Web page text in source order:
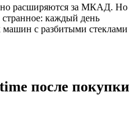
расширяются за МКАД. Но
каждый день
с разбитыми стеклами
после покупки